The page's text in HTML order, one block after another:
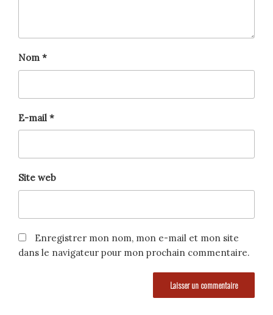
Nom *
E-mail *
Site web
Enregistrer mon nom, mon e-mail et mon site
dans le navigateur pour mon prochain commentaire.